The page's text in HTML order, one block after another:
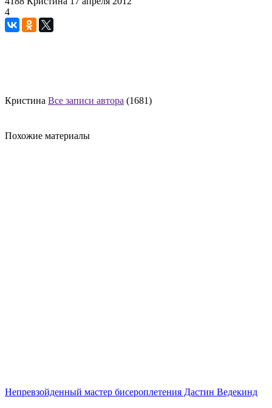
4
Кристина Все записи автора (1681)
Похожие материалы
Непревзойденный мастер бисероплетения Дастин Ведекинд